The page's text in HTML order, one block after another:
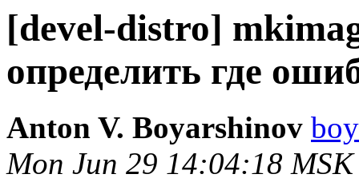
[devel-distro]
определить где
Anton V. Boyarshinov
Mon Jun 29 14:04:18